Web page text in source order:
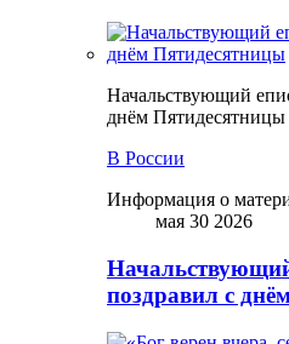
Начальствующий
днём Пятидесятницы
В России
Информация о
мая 30 2026
поздравил с